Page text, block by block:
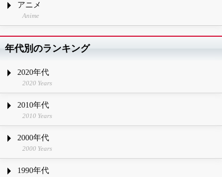
アニメ
Anime
年代別のランキング
2020年代
2020 Years
2010年代
2010 Years
2000年代
2000 Years
1990年代